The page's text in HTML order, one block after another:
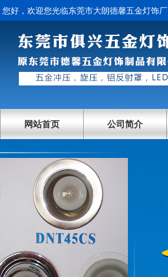
您好，欢迎您光临东莞市大朗德馨五金灯饰厂
网站首页 公司简介